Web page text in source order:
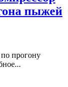
пыжей
прогону